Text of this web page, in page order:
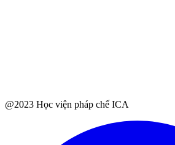
@2023 Học viện pháp chế ICA